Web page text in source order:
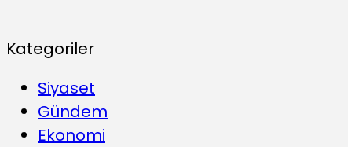
Kategoriler
Siyaset
Gündem
Ekonomi